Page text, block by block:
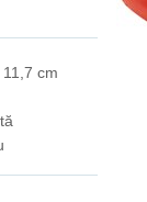
cm